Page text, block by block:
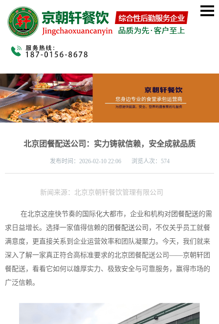
北京团餐配送公司：实力铸就信赖，安全成就品质
发布时间： 2026-02-10 22:06 浏览人次：574
新闻来源：北京京朝轩餐饮管理有限公司
在北京这座快节奏的国际化大都市，企业和机构对 团餐配送的需
求日益增长。选择一家值得信赖的 团餐配送公司 ，不仅关乎员工就餐
满意度，更直接关系到企业运营效率和团队凝聚力。今天，我们就来
深入了解一家真正符合高标准要求的北京团餐配送公司——京朝轩 团
餐配送，看看它如何以雄厚实力、极致安全与可靠服务，赢得市场的
广泛信赖。